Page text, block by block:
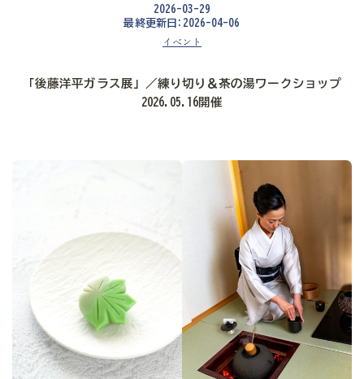
2026-03-29
最終更新日:2026-04-06
イベント
「後藤洋平ガラス展」／練り切り＆茶の湯ワークショップ
2026.05.16開催